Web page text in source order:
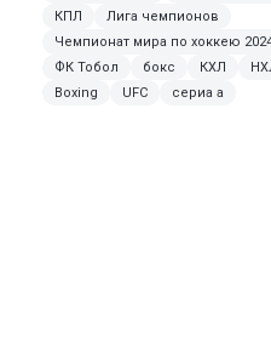
КПЛ
Лига чемпионов
Чемпионат мира по хоккею
ФК Тобол
бокс КХЛ
Boxing
UFC сериа а